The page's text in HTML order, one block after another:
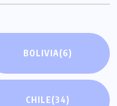
BOLIVIA(6)
CHILE(34)